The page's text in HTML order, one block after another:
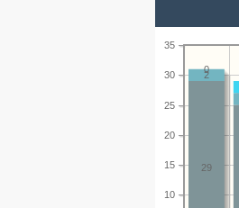
10
15
20
25
30
35
29
2
0